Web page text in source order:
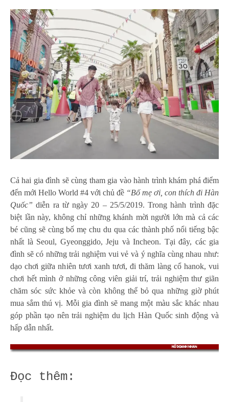
Cả hai gia đình sẽ cùng tham gia vào hành trình khám phá điểm
đến mới Hello World #4 với chủ đề “Bố mẹ ơi, con thích đi Hàn
Quốc” diễn ra từ ngày 20 – 25/5/2019. Trong hành trình đặc
biệt lần này, không chỉ những khánh mời người lớn mà cả các
bé cũng sẽ cùng bố mẹ chu du qua các thành phố nổi tiếng bậc
nhất là Seoul, Gyeonggido, Jeju và Incheon. Tại đây, các gia
đình sẽ có những trải nghiệm vui vẻ và ý nghĩa cùng nhau như:
dạo chơi giữa nhiên tươi xanh tươi, đi thăm làng cổ hanok, vui
chơi hết mình ở những công viên giải trí, trải nghiệm thư giãn
chăm sóc sức khỏe và còn không thể bỏ qua những giờ phút
mua sắm thú vị. Mỗi gia đình sẽ mang một màu sắc khác nhau
góp phần tạo nên trải nghiệm du lịch Hàn Quốc sinh động và
hấp dẫn nhất.
Đọc thêm: